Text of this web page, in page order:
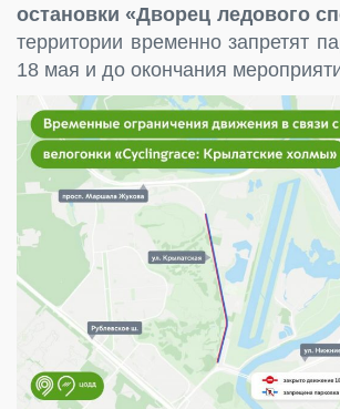
остановки «Дворец ледового
территории временно запретят
18 мая и до окончания